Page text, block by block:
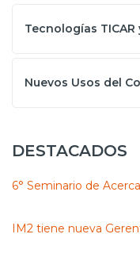
Tecnologías
Nuevos Usos del
DESTACADOS
6° Seminario de
IM2 tiene nueva